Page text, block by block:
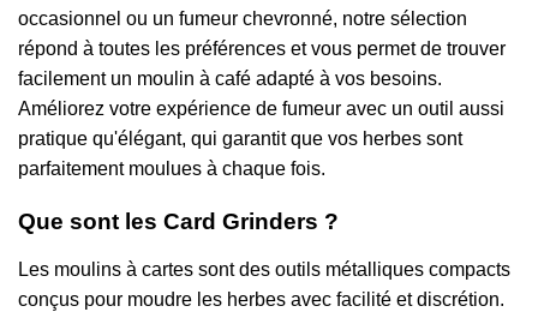
occasionnel ou un fumeur chevronné, notre sélection
répond à toutes les préférences et vous permet de trouver
facilement un moulin à café adapté à vos besoins.
Améliorez votre expérience de fumeur avec un outil aussi
pratique qu'élégant, qui garantit que vos herbes sont
parfaitement moulues à chaque fois.
Que sont les Card Grinders ?
Les moulins à cartes sont des outils métalliques compacts
conçus pour moudre les herbes avec facilité et discrétion.